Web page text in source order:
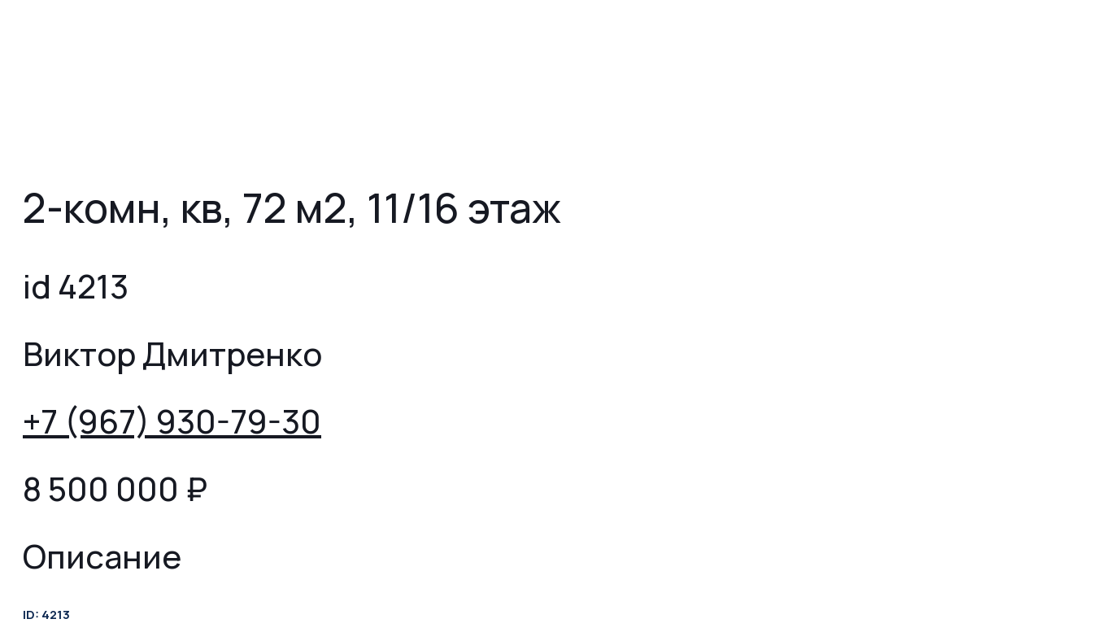
2-комн, кв, 72 м2, 11/16 этаж
id 4213
Виктор Дмитренко
+7 (967) 930-79-30
8 500 000 ₽
Описание
ID: 4213